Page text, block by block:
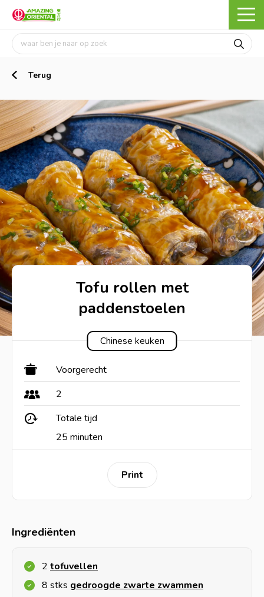
Terug
Tofu rollen met
paddenstoelen
Chinese keuken
Voorgerecht
2
Totale tijd
25 minuten
Print
Ingrediënten
2 tofuvellen
8 stks gedroogde zwarte zwammen